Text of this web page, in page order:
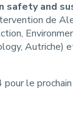
safety and
de
Autriche)
le